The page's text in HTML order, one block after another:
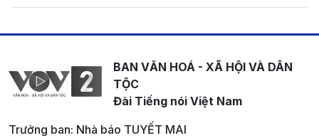
BAN VĂN HOÁ - XÃ HỘI VÀ DÂN
TỘC
Đài Tiếng nói Việt Nam
Trưởng ban: Nhà báo TUYẾT MAI